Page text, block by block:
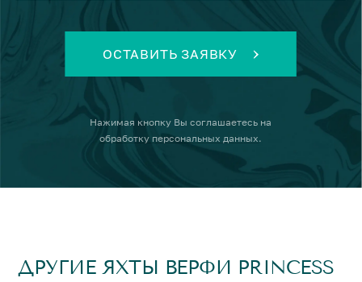
ОСТАВИТЬ ЗАЯВКУ
Нажимая кнопку Вы соглашаетесь на
обработку персональных данных.
ДРУГИЕ ЯХТЫ ВЕРФИ PRINCESS